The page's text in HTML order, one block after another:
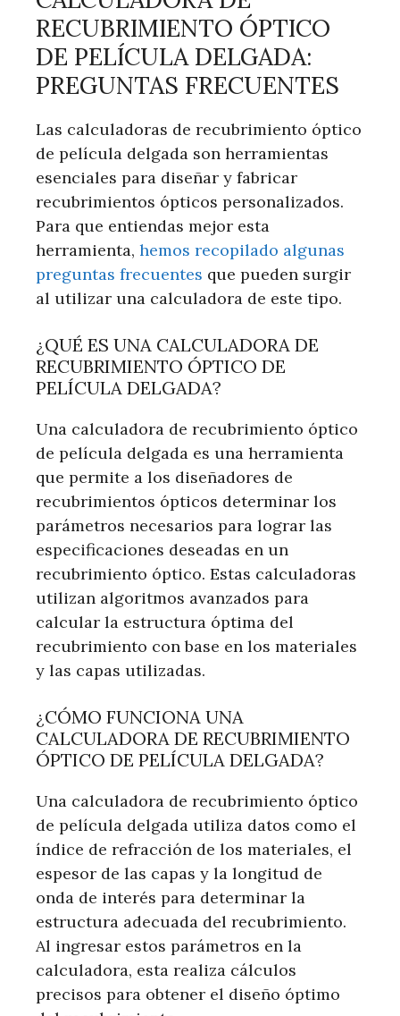
RECUBRIMIENTO ÓPTICO
DE PELÍCULA DELGADA:
PREGUNTAS FRECUENTES
Las calculadoras de recubrimiento óptico
de película delgada son herramientas
esenciales para diseñar y fabricar
recubrimientos ópticos personalizados.
Para que entiendas mejor esta
herramienta, hemos recopilado algunas
preguntas frecuentes que pueden surgir
al utilizar una calculadora de este tipo.
¿QUÉ ES UNA CALCULADORA DE
RECUBRIMIENTO ÓPTICO DE
PELÍCULA DELGADA?
Una calculadora de recubrimiento óptico
de película delgada es una herramienta
que permite a los diseñadores de
recubrimientos ópticos determinar los
parámetros necesarios para lograr las
especificaciones deseadas en un
recubrimiento óptico. Estas calculadoras
utilizan algoritmos avanzados para
calcular la estructura óptima del
recubrimiento con base en los materiales
y las capas utilizadas.
¿CÓMO FUNCIONA UNA
CALCULADORA DE RECUBRIMIENTO
ÓPTICO DE PELÍCULA DELGADA?
Una calculadora de recubrimiento óptico
de película delgada utiliza datos como el
índice de refracción de los materiales, el
espesor de las capas y la longitud de
onda de interés para determinar la
estructura adecuada del recubrimiento.
Al ingresar estos parámetros en la
calculadora, esta realiza cálculos
precisos para obtener el diseño óptimo